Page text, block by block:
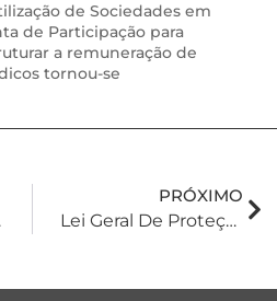
de Sociedades em
de Participação para
a remuneração de
tornou-se
PRÓXIMO
Lei Geral De Proteção De Dados (LGPD) X Inteligência Artificial (IA)